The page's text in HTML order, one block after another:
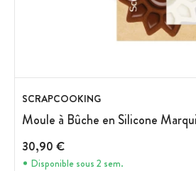
SCRAPCOOKING
Moule à Bûche en Silicone
30,90 €
Disponible sous 2 sem.